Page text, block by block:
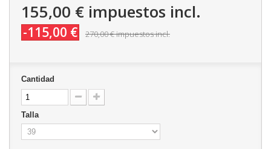
155,00 € impuestos incl.
-115,00 € 270,00 €impuestos incl.
Cantidad
Talla